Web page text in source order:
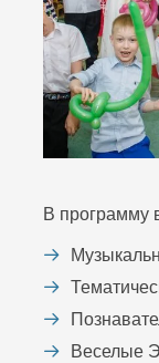
В программу
Веселые